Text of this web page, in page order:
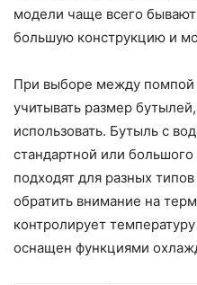
модели чаще всего
большую конструкцию и
При выборе между
учитывать размер
использовать. Бутыль с
стандартной или
подходят для разных
обратить внимание на
контролирует
оснащен функциями